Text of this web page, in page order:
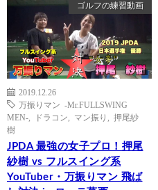
ゴルフの練習動画
2019.12.26
万振りマン -Mr.FULLSWING
MEN-
ドラコン マン振り
押尾紗
樹
JPDA 最強の女子プロ！押尾
紗樹 vs フルスイング系
YouTuber・万振りマン 飛ば